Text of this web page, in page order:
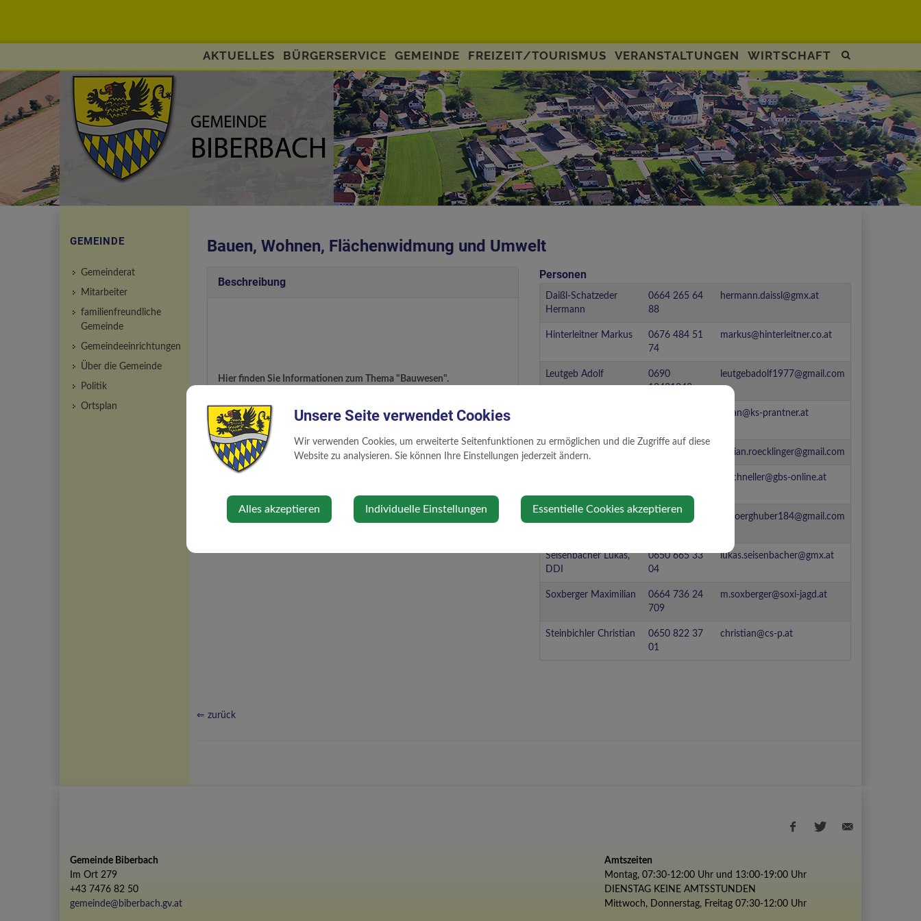
Site
search
toggle
AKTUELLES BÜRGERSERVICE GEMEINDE FREIZEIT/TOURISMUS VERANSTALTUNGEN WIRTSCHAFT
Bauen, Wohnen, Flächenwidmung und Umwelt
Beschreibung
Hier finden Sie Informationen zum Thema "Bauwesen".
Personen
Daißl-Schatzeder
Hermann
0664 265 64
88
hermann.daissl@gmx.at
Hinterleitner Markus
0676 484 51
74
markus@hinterleitner.co.at
Leutgeb Adolf
0690
10421043
leutgebadolf1977@gmail.com
julian@ks-prantner.at
Röcklinger Fabian fabian.roecklinger@gmail.com
p.schneller@gbs-online.at
0676 738 17
schoerghuber184@gmail.com
Seisenbacher Lukas,
DDI
0650 665 33
04
lukas.seisenbacher@gmx.at
Soxberger Maximilian
0664 736 24
709
m.soxberger@soxi-jagd.at
Steinbichler Christian
0650 822 37
01
christian@cs-p.at
⇐ zurück
GEMEINDE
Gemeinderat
Mitarbeiter
familienfreundliche
Gemeinde
Gemeindeeinrichtungen
Über die Gemeinde
Politik
Ortsplan
Facebook
share
Gemeinde Biberbach
Im Ort 279
+43 7476 82 50
gemeinde@biberbach.gv.at
Amtszeiten
Montag, 07:30-12:00 Uhr und 13:00-19:00 Uhr
DIENSTAG KEINE AMTSSTUNDEN
Mittwoch, Donnerstag, Freitag 07:30-12:00 Uhr
Unsere Seite verwendet Cookies
Wir verwenden Cookies, um erweiterte Seitenfunktionen zu ermöglichen und die Zugriffe auf diese
Website zu analysieren. Sie können Ihre Einstellungen jederzeit ändern.
Alles akzeptieren Individuelle Einstellungen Essentielle Cookies akzeptieren